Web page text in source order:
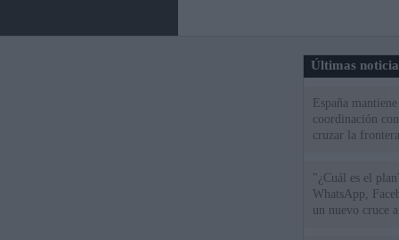
Últimas
España
coordinación
cruzar la
"¿Cuál es el
WhatsApp,
un nuevo cruce